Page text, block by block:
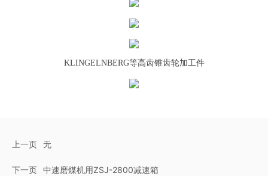
KLINGELNBERG等高齿锥齿轮加工件
上一页 无
下一页 中速磨煤机用ZSJ-2800减速箱